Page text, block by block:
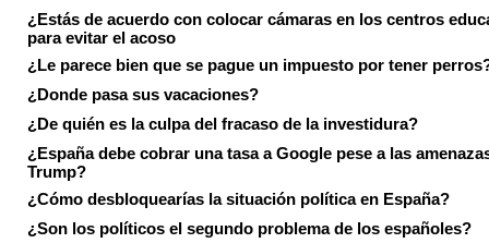
¿Estás de acuerdo con colocar cámaras en los centros
para evitar el acoso
¿Le parece bien que se pague un impuesto por tener
¿Donde pasa sus vacaciones?
¿De quién es la culpa del fracaso de la investidura?
¿España debe cobrar una tasa a Google pese a las
Trump?
¿Cómo desbloquearías la situación política en España?
¿Son los políticos el segundo problema de los españoles?